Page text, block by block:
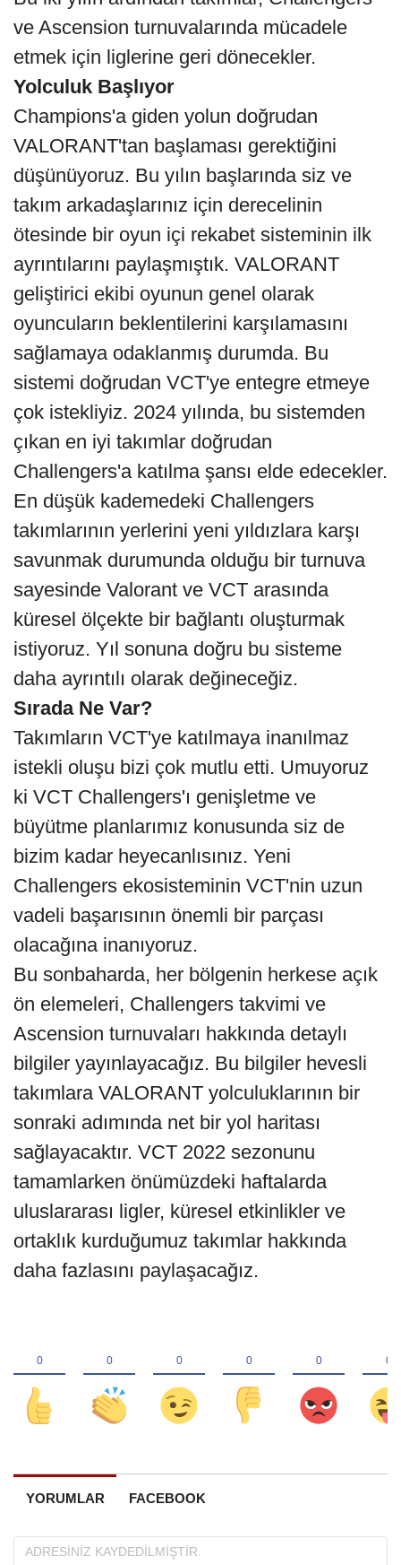
ve Ascension turnuvalarında mücadele
etmek için liglerine geri dönecekler.
Yolculuk Başlıyor
Champions'a giden yolun doğrudan
VALORANT'tan başlaması gerektiğini
düşünüyoruz. Bu yılın başlarında siz ve
takım arkadaşlarınız için derecelinin
ötesinde bir oyun içi rekabet sisteminin ilk
ayrıntılarını paylaşmıştık. VALORANT
geliştirici ekibi oyunun genel olarak
oyuncuların beklentilerini karşılamasını
sağlamaya odaklanmış durumda. Bu
sistemi doğrudan VCT'ye entegre etmeye
çok istekliyiz. 2024 yılında, bu sistemden
çıkan en iyi takımlar doğrudan
Challengers'a katılma şansı elde edecekler.
En düşük kademedeki Challengers
takımlarının yerlerini yeni yıldızlara karşı
savunmak durumunda olduğu bir turnuva
sayesinde Valorant ve VCT arasında
küresel ölçekte bir bağlantı oluşturmak
istiyoruz. Yıl sonuna doğru bu sisteme
daha ayrıntılı olarak değineceğiz.
Sırada Ne Var?
Takımların VCT'ye katılmaya inanılmaz
istekli oluşu bizi çok mutlu etti. Umuyoruz
ki VCT Challengers'ı genişletme ve
büyütme planlarımız konusunda siz de
bizim kadar heyecanlısınız. Yeni
Challengers ekosisteminin VCT'nin uzun
vadeli başarısının önemli bir parçası
olacağına inanıyoruz.
Bu sonbaharda, her bölgenin herkese açık
ön elemeleri, Challengers takvimi ve
Ascension turnuvaları hakkında detaylı
bilgiler yayınlayacağız. Bu bilgiler hevesli
takımlara VALORANT yolculuklarının bir
sonraki adımında net bir yol haritası
sağlayacaktır. VCT 2022 sezonunu
tamamlarken önümüzdeki haftalarda
uluslararası ligler, küresel etkinlikler ve
ortaklık kurduğumuz takımlar hakkında
daha fazlasını paylaşacağız.
YORUMLAR FACEBOOK